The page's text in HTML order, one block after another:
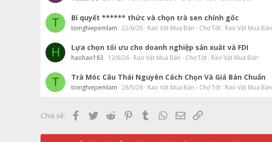
T Bí quyết ****** thức và chọn trà sen chính gốc
toinghiepemlam 22/6/26 Rao Vặt Mua Bán - Chợ Tốt : Rao Vặt Mua Bán
H Lựa chọn tối ưu cho doanh nghiệp sản xuất và FDI
haohao183 12/6/26 Rao Vặt Mua Bán - Chợ Tốt : Rao Vặt Mua Bán
T Trà Móc Câu Thái Nguyên Cách Chọn Và Giá Bán Chuẩn
toinghiepemlam 28/5/26 Rao Vặt Mua Bán - Chợ Tốt : Rao Vặt Mua Bán
Chia sẻ: Facebook
Twitter Reddit PinterestTumblr WhatsApp
Email